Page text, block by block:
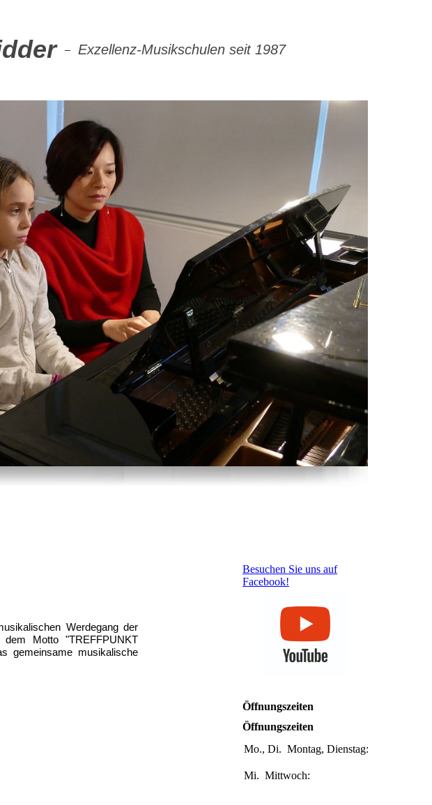
– Exzellenz-Musikschulen seit 1987
Werdegang der
Motto "TREFFPUNKT
gemeinsame musikalische
Besuchen Sie uns auf
Facebook!
Öffnungszeiten
Öffnungszeiten
Mo., Di. Montag, Dienstag:
Mi. Mittwoch: